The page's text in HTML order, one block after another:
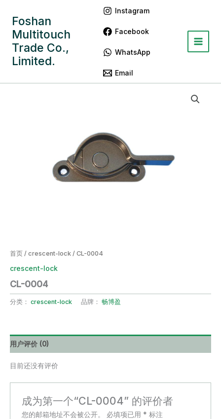
Foshan
Multitouch
Trade Co.,
Limited.
Instagram
Facebook
WhatsApp
Email
首页 / crescent-lock / CL-0004
crescent-lock
CL-0004
分类： crescent-lock 品牌： 畅博盈
用户评价 (0)
目前还没有评价
成为第一个“CL-0004” 的评价者
您的邮箱地址不会被公开。 必填项已用 * 标注